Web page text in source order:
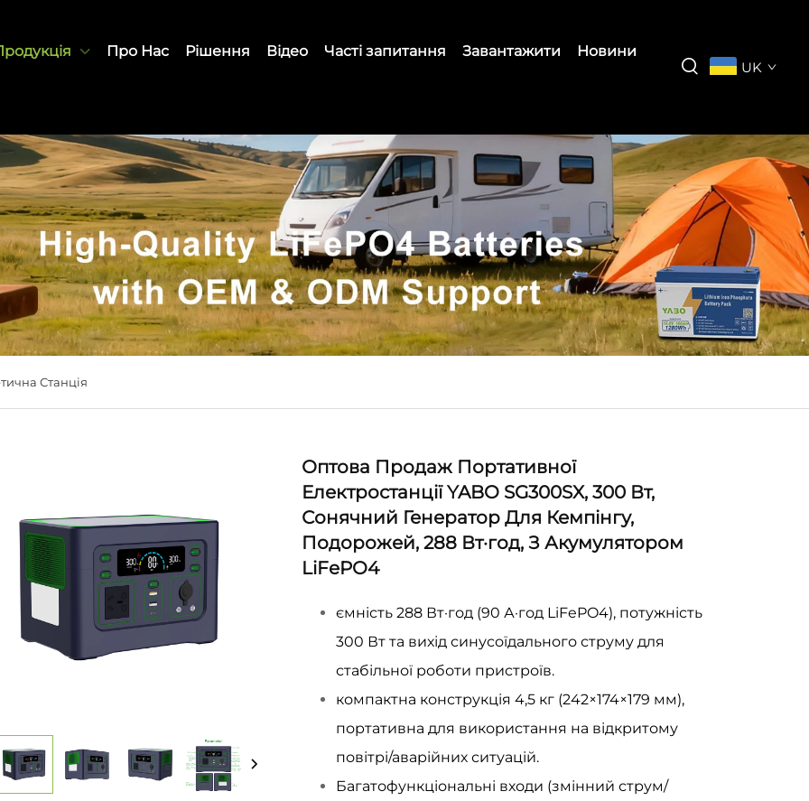
Про Нас Рішення Відео Часті запитання Завантажити
Новини
UK
Станція
Оптова Продаж Портативної
Електростанції YABO SG300SX, 300 Вт,
Сонячний Генератор Для Кемпінгу,
Подорожей, 288 Вт·год, З Акумулятором
LiFePO4
ємність 288 Вт·год (90 А·год LiFePO4), потужність
300 Вт та вихід синусоїдального струму для
стабільної роботи пристроїв.
компактна конструкція 4,5 кг (242×174×179 мм),
портативна для використання на відкритому
повітрі/аварійних ситуацій.
Багатофункціональні входи (змінний струм/